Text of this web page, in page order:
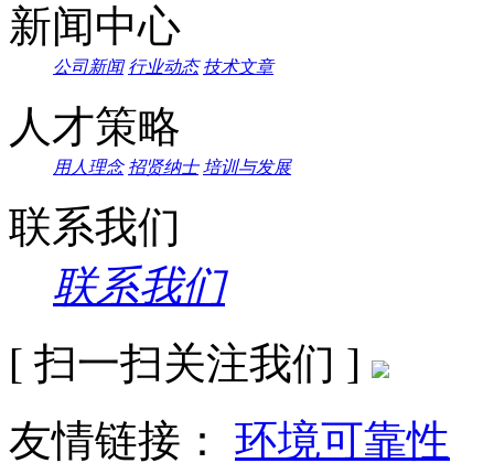
新闻中心
公司新闻 行业动态 技术文章
人才策略
用人理念 招贤纳士 培训与发展
联系我们
联系我们
[ 扫一扫关注我们 ]
友情链接：
环境可靠性